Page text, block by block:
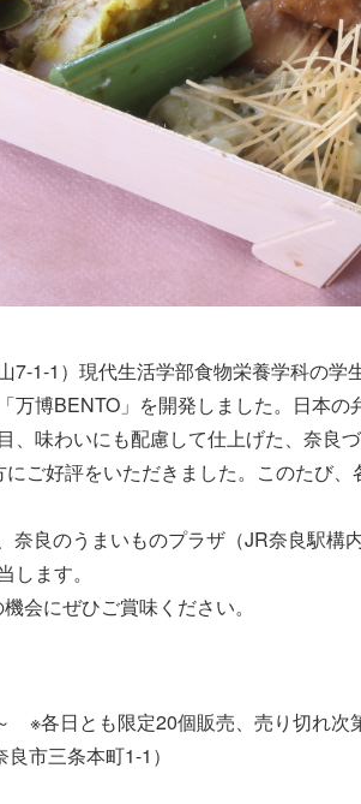
1-1）現代生活学部食物栄養学科の学
万博BENTO」を開発しました。日本
味わいにも配慮して仕上げた、奈良
ご好評をいただきました。このたび
良のうまいものプラザ（JR奈良駅構
ます。
会にぜひご賞味ください。
※各日とも限定20個販売、売り切れ次
市三条本町1-1）